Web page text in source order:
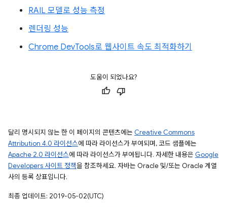
RAIL 모델로 성능 측정
렌더링 성능
Chrome DevTools로 웹사이트 속도 최적화하기
도움이 되었나요?
달리 명시되지 않는 한 이 페이지의 콘텐츠에는 Creative Commons
Attribution 4.0 라이선스에 따라 라이선스가 부여되며, 코드 샘플에는
Apache 2.0 라이선스에 따라 라이선스가 부여됩니다. 자세한 내용은 Google
Developers 사이트 정책을 참조하세요. 자바는 Oracle 및/또는 Oracle 계열
사의 등록 상표입니다.
최종 업데이트: 2019-05-02(UTC)